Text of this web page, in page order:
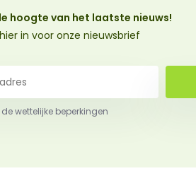
hoogte van het laatste nieuws!
in voor onze nieuwsbrief
de wettelijke beperkingen